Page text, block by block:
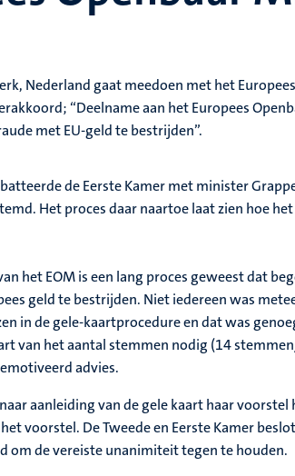
Nederland gaat meedoen met het
“Deelname aan het Europees
met EU-geld te bestrijden”.
de Eerste Kamer met minister
Het proces daar naartoe laat zien hoe
het EOM is een lang proces geweest dat
geld te bestrijden. Niet iedereen was
in de gele-kaartprocedure en dat was
van het aantal stemmen nodig (14
advies.
aanleiding van de gele kaart haar
voorstel. De Tweede en Eerste Kamer
om de vereiste unanimiteit tegen te houden.